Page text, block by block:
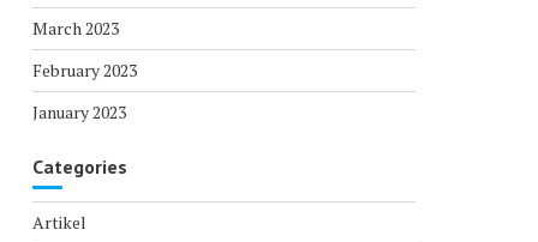
March 2023
February 2023
January 2023
Categories
Artikel